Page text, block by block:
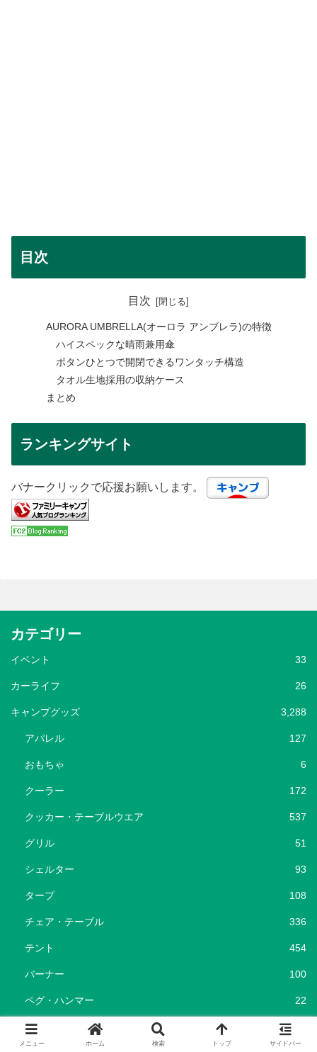
目次
目次
AURORA UMBRELLA(オーロラ アンブレラ)の特徴
ハイスペックな晴雨兼用傘
ボタンひとつで開閉できるワンタッチ構造
タオル生地採用の収納ケース
まとめ
ランキングサイト
バナークリックで応援お願いします。
カテゴリー
イベント 33
カーライフ 26
キャンプグッズ 3,288
アパレル 127
おもちゃ 6
クーラー 172
クッカー・テーブルウエア 537
グリル 51
シェルター 93
タープ 108
チェア・テーブル 336
テント 454
バーナー 100
ペグ・ハンマー 22
ポータブル電源
メニュー ホーム 検索 トップ サイドバー